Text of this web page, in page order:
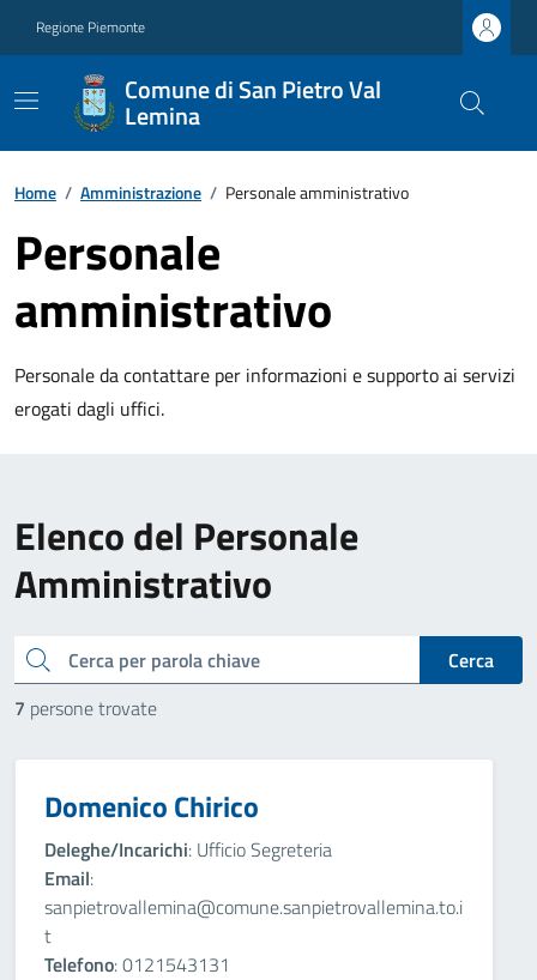
Regione Piemonte
Comune di San Pietro Val
Lemina
Home / Amministrazione / Personale amministrativo
Personale
amministrativo
Personale da contattare per informazioni e supporto ai servizi
erogati dagli uffici.
Elenco del Personale
Amministrativo
cerca
Cerca
7 persone trovate
Domenico Chirico
Deleghe/Incarichi: Ufficio Segreteria
Email:
sanpietrovallemina@comune.sanpietrovallemina.to.i
t
Telefono: 0121543131